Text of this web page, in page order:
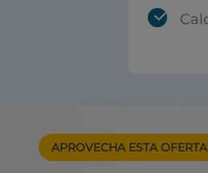
APROVECHA ESTAOFERTA